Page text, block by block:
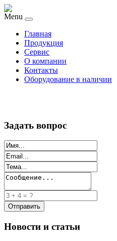
Menu
Главная
Продукция
Сервис
О компании
Контакты
Оборудование в наличии
Задать вопрос
Новости и статьи